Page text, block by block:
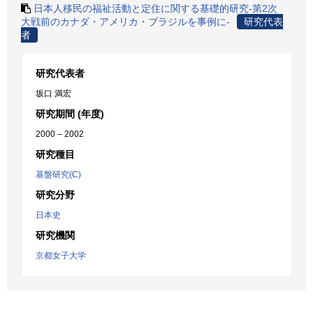
日本人移民の福祉活動と定住に関する基礎的研究-第2次
大戦前のカナダ・アメリカ・ブラジルを事例に-
研究代表
者
研究代表者
坂口 満宏
研究期間 (年度)
2000 – 2002
研究種目
基盤研究(C)
研究分野
日本史
研究機関
京都女子大学